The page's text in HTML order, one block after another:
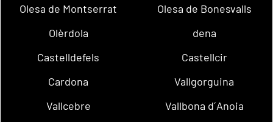
Olesa de Montserrat
Olesa de Bonesvalls
Olèrdola
dena
Castelldefels
Castellcir
Cardona
Vallgorguina
Vallcebre
Vallbona d´Anoia